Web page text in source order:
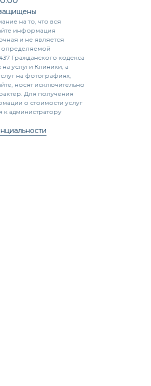
на то, что вся
информация
и не является
Гражданского кодекса
услуги Клиники, а
на фотографиях,
носят исключительно
Для получения
о стоимости услуг
к администратору